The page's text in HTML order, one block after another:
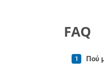
FAQ
Πού